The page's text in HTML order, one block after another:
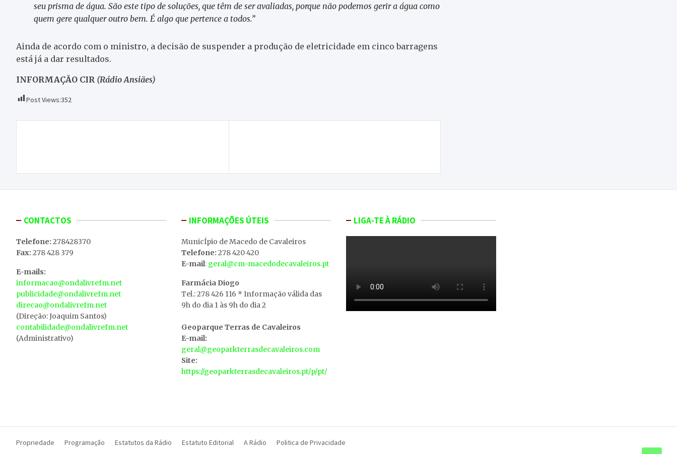
seu prisma de água. São este tipo de soluções, que têm de ser avaliadas, porque não podemos gerir a água como
quem gere qualquer outro bem. É algo que pertence a todos.”
Ainda de acordo com o ministro, a decisão de suspender a produção de eletricidade em cinco barragens
está já a dar resultados.
INFORMAÇÃO CIR (Rádio Ansiães)
Post Views:352
artigos
CONTACTOS
Telefone: 278428370
Fax: 278 428 379
E-mails:
informacao@ondalivrefm.net
publicidade@ondalivrefm.net
direcao@ondalivrefm.net
(Direção: Joaquim Santos)
contabilidade@ondalivrefm.net
(Administrativo)
INFORMAÇÕES ÚTEIS
MunicÍpio de Macedo de Cavaleiros
Telefone: 278 420 420
E-mail: geral@cm-macedodecavaleiros.pt
Farmácia Diogo
Tel.: 278 426 116 * Informação válida das
9h do dia 1 às 9h do dia 2
Geoparque Terras de Cavaleiros
E-mail:
geral@geoparkterrasdecavaleiros.com
Site:
https://geoparkterrasdecavaleiros.pt/p/pt/
LIGA-TE À RÁDIO
Propriedade Programação Estatutos da Rádio Estatuto Editorial A Rádio Politica de Privacidade